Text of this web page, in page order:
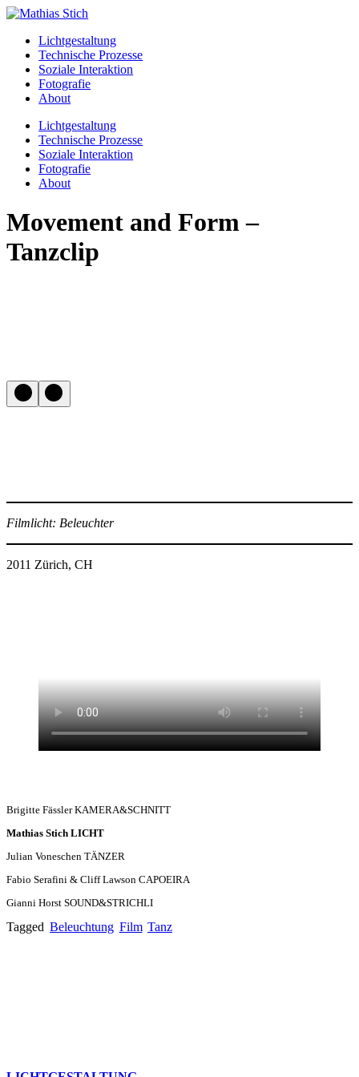
Skip
contentLichtgestaltung
Technische Prozesse
Soziale Interaktion
Fotografie
About
Menu
Lichtgestaltung
Technische Prozesse
Soziale Interaktion
Fotografie
About
Movement and Form –
Tanzclip
Filmlicht: Beleuchter
2011 Zürich, CH
Brigitte Fässler KAMERA&SCHNITT
Mathias Stich LICHT
Julian Voneschen TÄNZER
Fabio Serafini & Cliff Lawson CAPOEIRA
Gianni Horst SOUND&STRICHLI
Tagged Beleuchtung Film Tanz